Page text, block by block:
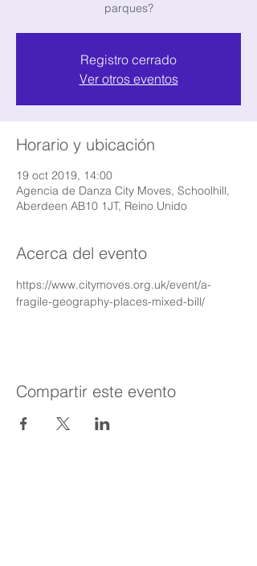
parques?
Registro cerrado
Ver otros eventos
Horario y ubicación
19 oct 2019, 14:00
Agencia de Danza City Moves, Schoolhill,
Aberdeen AB10 1JT, Reino Unido
Acerca del evento
https://www.citymoves.org.uk/event/a-
fragile-geography-places-mixed-bill/
Compartir este evento